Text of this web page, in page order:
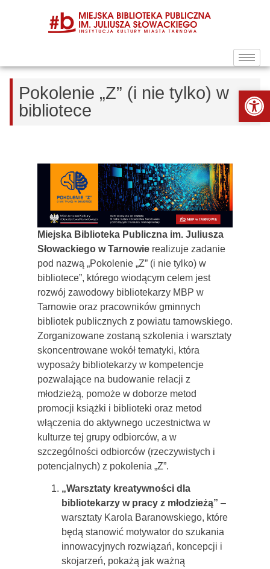
Pokolenie „Z” (i nie tylko) w
bibliotece
Miejska Biblioteka Publiczna im. Juliusza
Słowackiego w Tarnowie realizuje zadanie
pod nazwą „Pokolenie „Z” (i nie tylko) w
bibliotece”, którego wiodącym celem jest
rozwój zawodowy bibliotekarzy MBP w
Tarnowie oraz pracowników gminnych
bibliotek publicznych z powiatu tarnowskiego.
Zorganizowane zostaną szkolenia i warsztaty
skoncentrowane wokół tematyki, która
wyposaży bibliotekarzy w kompetencje
pozwalające na budowanie relacji z
młodzieżą, pomoże w doborze metod
promocji książki i biblioteki oraz metod
włączenia do aktywnego uczestnictwa w
kulturze tej grupy odbiorców, a w
szczególności odbiorców (rzeczywistych i
potencjalnych) z pokolenia „Z”.
„Warsztaty kreatywności dla
bibliotekarzy w pracy z młodzieżą” –
warsztaty Karola Baranowskiego, które
będą stanowić motywator do szukania
innowacyjnych rozwiązań, koncepcji i
skojarzeń, pokażą jak ważną